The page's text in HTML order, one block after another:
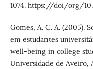
1074. https://doi/org/
Gomes, A. C. A. (2005).
em estudantes
well-being in college
Universidade de Aveiro,